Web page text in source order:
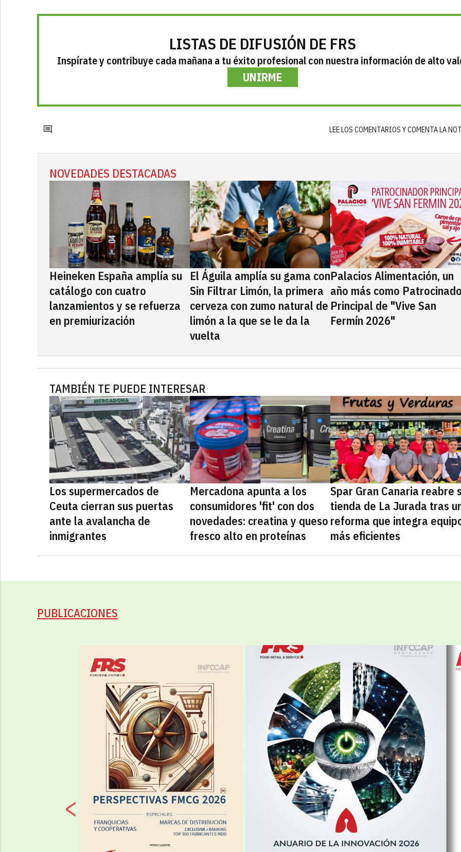
LISTAS DE DIFUSIÓN DE FRS
Inspírate y contribuye cada mañana a tu éxito profesional con nuestra información de alto
UNIRME
LEE LOS COMENTARIOS Y COMENTA LA
NOVEDADES DESTACADAS
Heineken España amplía su
catálogo con cuatro
lanzamientos y se refuerza
en premiurización
El Águila amplía su gama con
Sin Filtrar Limón, la primera
cerveza con zumo natural de
limón a la que se le da la
vuelta
Palacios Alimentación, un
año más como
Principal de "Vive San
Fermín 2026"
TAMBIÉN TE PUEDE INTERESAR
Los supermercados de
Ceuta cierran sus puertas
ante la avalancha de
inmigrantes
Mercadona apunta a los
consumidores 'fit' con dos
novedades: creatina y queso
fresco alto en proteínas
Spar Gran Canaria reabre
tienda de La Jurada tras
reforma que integra
más eficientes
PUBLICACIONES